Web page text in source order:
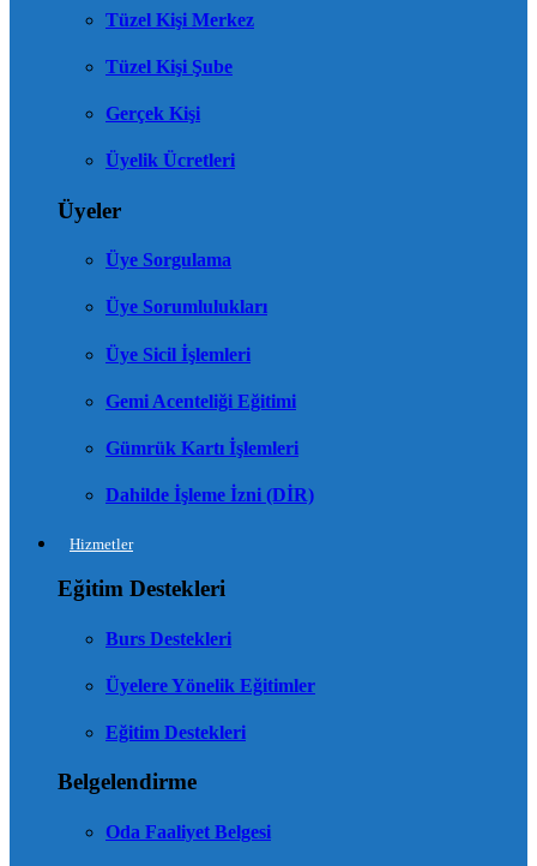
Tüzel Kişi Merkez
Tüzel Kişi Şube
Gerçek Kişi
Üyelik Ücretleri
Üyeler
Üye Sorgulama
Üye Sorumlulukları
Üye Sicil İşlemleri
Gemi Acenteliği Eğitimi
Gümrük Kartı İşlemleri
Dahilde İşleme İzni (DİR)
Hizmetler
Eğitim Destekleri
Burs Destekleri
Üyelere Yönelik Eğitimler
Eğitim Destekleri
Belgelendirme
Oda Faaliyet Belgesi